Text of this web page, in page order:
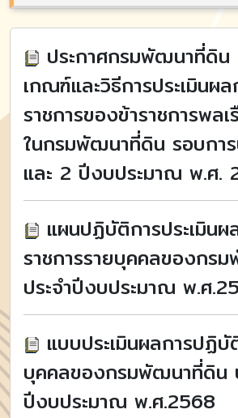
ประกาศกรมพัฒนาที่ดิน
เกณฑ์และวิธีการประเมินผ
ราชการของข้าราชการพล
ในกรมพัฒนาที่ดิน รอบการ
และ 2 ปีงบประมาณ พ.ศ.
แผนปฏิบัติการประเมิน
ราชการรายบุคคลของกร
ประจำปีงบประมาณ พ.ศ
แบบประเมินผลการปฏิบั
บุคคลของกรมพัฒนาที่ดิน
ปีงบประมาณ พ.ศ.2568